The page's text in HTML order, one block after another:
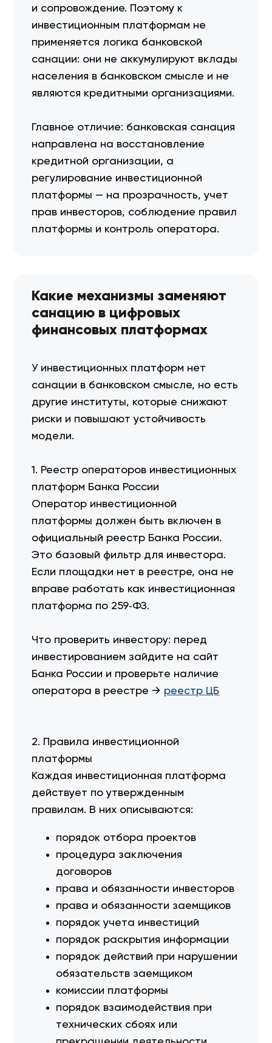
и сопровождение. Поэтому к
инвестиционным платформам не
применяется логика банковской
санации: они не аккумулируют вклады
населения в банковском смысле и не
являются кредитными организациями.
Главное отличие: банковская санация
направлена на восстановление
кредитной организации, а
регулирование инвестиционной
платформы — на прозрачность, учет
прав инвесторов, соблюдение правил
платформы и контроль оператора.
Какие механизмы заменяют
санацию в цифровых
финансовых платформах
У инвестиционных платформ нет
санации в банковском смысле, но есть
другие институты, которые снижают
риски и повышают устойчивость
модели.
1. Реестр операторов инвестиционных
платформ Банка России
Оператор инвестиционной
платформы должен быть включен в
официальный реестр Банка России.
Это базовый фильтр для инвестора.
Если площадки нет в реестре, она не
вправе работать как инвестиционная
платформа по 259‑ФЗ.
Что проверить инвестору: перед
инвестированием зайдите на сайт
Банка России и проверьте наличие
оператора в реестре → реестр ЦБ
2. Правила инвестиционной
платформы
Каждая инвестиционная платформа
действует по утвержденным
правилам. В них описываются:
порядок отбора проектов
процедура заключения
договоров
права и обязанности инвесторов
права и обязанности заемщиков
порядок учета инвестиций
порядок раскрытия информации
порядок действий при нарушении
обязательств заемщиком
комиссии платформы
порядок взаимодействия при
технических сбоях или